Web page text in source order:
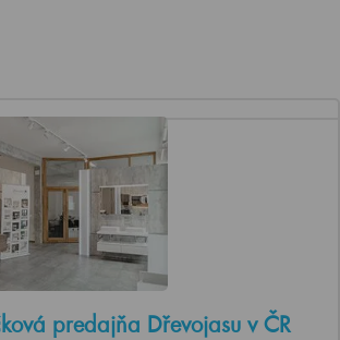
predajňa Dřevojasu v ČR